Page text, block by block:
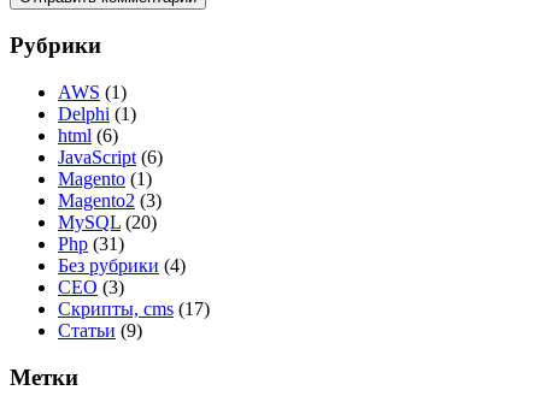
Рубрики
AWS (1)
Delphi (1)
html (6)
JavaScript (6)
Magento (1)
Magento2 (3)
MySQL (20)
Php (31)
Без рубрики (4)
СЕО (3)
Скрипты, cms (17)
Статьи (9)
Метки